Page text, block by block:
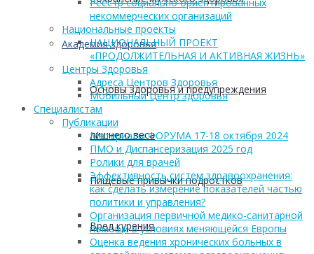
Академия здоровья
Основы здоровья и предупреждения
лишнего веса
Пищевые привычки подростков
Вред курения
некоммерческих организаций
Национальные проекты
НАЦИОНАЛЬНЫЙ ПРОЕКТ
«ПРОДОЛЖИТЕЛЬНАЯ И АКТИВНАЯ ЖИЗНЬ»
Центры Здоровья
Адреса Центров Здоровья
Мобильный Центр здоровья
Cпециалистам
Публикации
Материалы ФОРУМА 17-18 октября 2024
ПМО и Диспансеризация 2025 год
Ролики для врачей
Эффективность систем здравоохранения:
как сделать измерение показателей частью
политики и управления?
Организация первичной медико-санитарной
помощи в условиях меняющейся Европы
Оценка ведения хронических больных в